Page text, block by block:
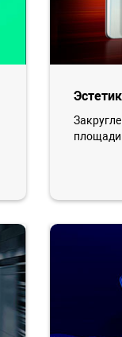
площади